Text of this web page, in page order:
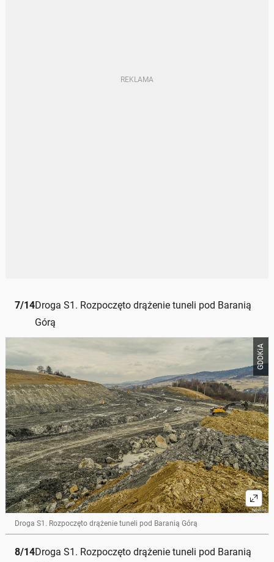
7/14Droga S1. Rozpoczęto drążenie tuneli pod Baranią
Górą
GDDKiA
Droga S1. Rozpoczęto drążenie tuneli pod Baranią Górą
8/14Droga S1. Rozpoczęto drążenie tuneli pod Baranią